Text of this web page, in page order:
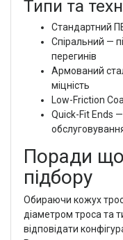
Типи та
Стандартний
Спіральний —
перегинів
Армований
міцність
Low-Friction
Quick-Fit Ends
Поради
підбору
Обираючи кожух
діаметром троса та
відповідати